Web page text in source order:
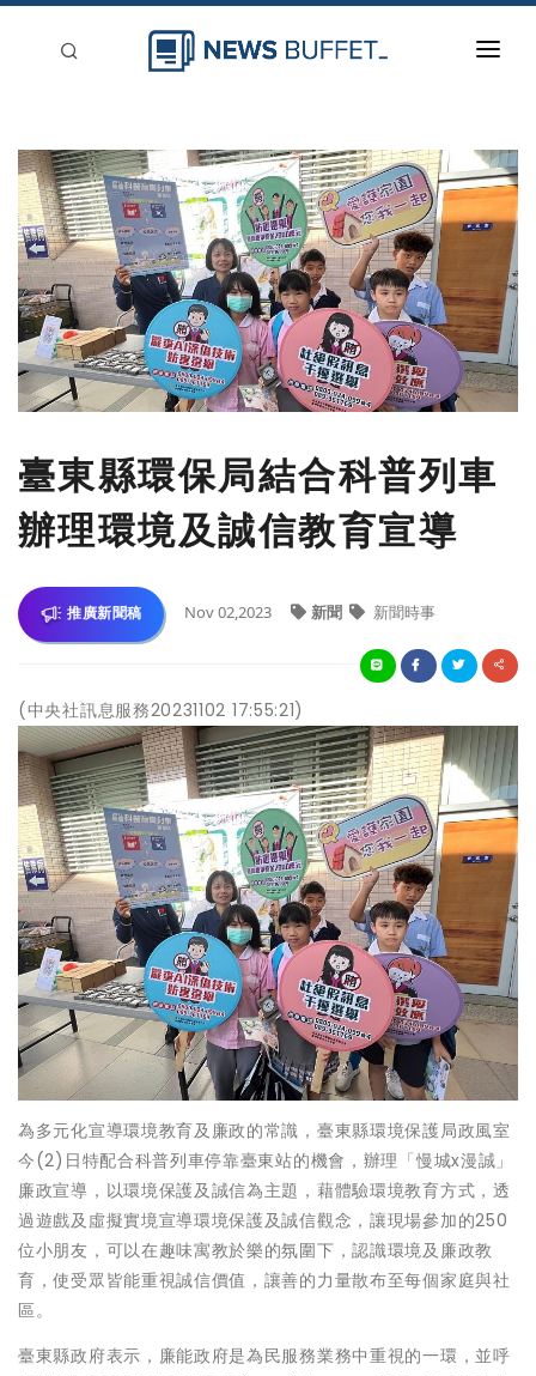
新聞稿分類
登入
刊登
臺東縣環保局結合科普列車
辦理環境及誠信教育宣導
推廣新聞稿 Nov 02,2023 新聞 新聞時事
(中央社訊息服務20231102 17:55:21)
為多元化宣導環境教育及廉政的常識，臺東縣環境保護局政風室
今(2)日特配合科普列車停靠臺東站的機會，辦理「慢城x漫誠」
廉政宣導，以環境保護及誠信為主題，藉體驗環境教育方式，透
過遊戲及虛擬實境宣導環境保護及誠信觀念，讓現場參加的250
位小朋友，可以在趣味寓教於樂的氛圍下，認識環境及廉政教
育，使受眾皆能重視誠信價值，讓善的力量散布至每個家庭與社
區。
臺東縣政府表示，廉能政府是為民服務業務中重視的一環，並呼